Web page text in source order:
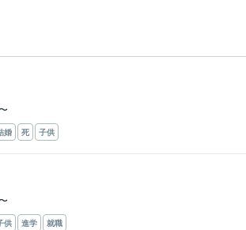
婚 死 子供
供 進学 就職